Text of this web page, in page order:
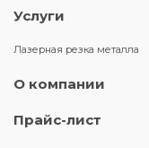
Услуги
Лазерная резка металла
О компании
Прайс-лист